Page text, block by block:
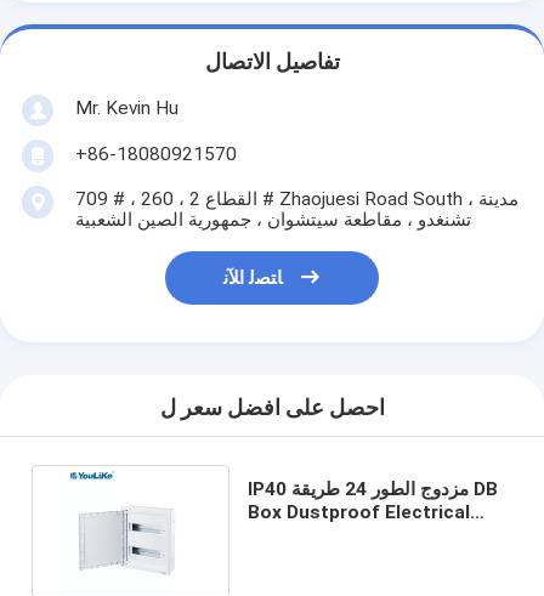
تفاصيل الاتصال
Mr. Kevin Hu
+86-18080921570
709 # ، القطاع 2 ، 260 # Zhaojuesi Road South ، مدينة
تشنغدو ، مقاطعة سيتشوان ، جمهورية الصين الشعبية
ﺎﺘﺼﻟ ﺍﻶﻧ
احصل على افضل سعر ل
IP40 مزدوج الطور 24 طريقة DB
Box Dustproof Electrical